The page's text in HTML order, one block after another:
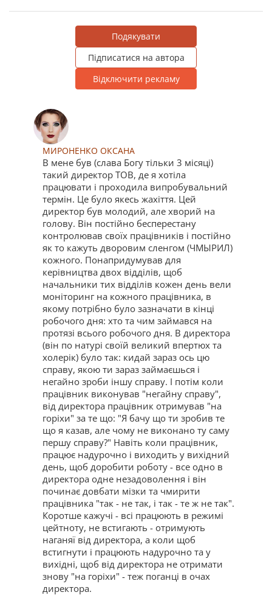
Подякувати
Підписатися на автора
Відключити рекламу
МИРОНЕНКО ОКСАНА
В мене був (слава Богу тільки 3 місяці)
такий директор ТОВ, де я хотіла
працювати і проходила випробувальний
термін. Це було якесь жахіття. Цей
директор був молодий, але хворий на
голову. Він постійно бесперестану
контролював своїх працівників і постійно
як то кажуть дворовим сленгом (ЧМЫРИЛ)
кожного. Понапридумував для
керівництва двох відділів, щоб
начальники тих відділів кожен день вели
моніторинг на кожного працівника, в
якому потрібно було зазначати в кінці
робочого дня: хто та чим займався на
протязі всього робочого дня. В директора
(він по натурі своїй великий впертюх та
холерік) було так: кидай зараз ось цю
справу, якою ти зараз займаєшься і
негайно зроби іншу справу. І потім коли
працівник виконував "негайну справу",
від директора працівник отримував "на
горіхи" за те що: "Я бачу що ти зробив те
що я казав, але чому не виконано ту саму
першу справу?" Навіть коли працівник,
працює надурочно і виходить у вихідний
день, щоб доробити роботу - все одно в
директора одне незадоволення і він
починає довбати мізки та чмирити
працівника "так - не так, і так - те ж не так".
Коротше кажучі - всі працюють в режимі
цейтноту, не встигають - отримують
наганяї від директора, а коли щоб
встигнути і працюють надурочно та у
вихідні, щоб від директора не отримати
знову "на горіхи" - теж поганці в очах
директора.